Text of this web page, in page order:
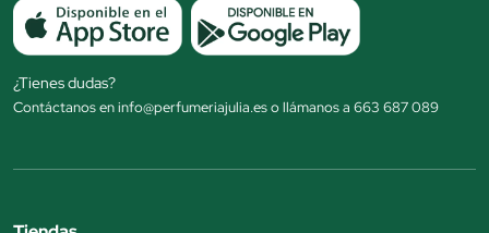
¿Tienes dudas?
Contáctanos en info@perfumeriajulia.es o llámanos a 663 687 089